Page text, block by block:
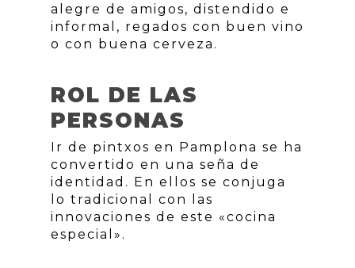
alegre de amigos, distendido e
informal, regados con buen vino
o con buena cerveza.
ROL DE LAS
PERSONAS
Ir de pintxos en Pamplona se ha
convertido en una seña de
identidad. En ellos se conjuga
lo tradicional con las
innovaciones de este «cocina
especial».